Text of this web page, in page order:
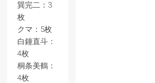
巽完二：3
枚
クマ：5枚
白鐘直斗：
4枚
桐条美鶴：
4枚